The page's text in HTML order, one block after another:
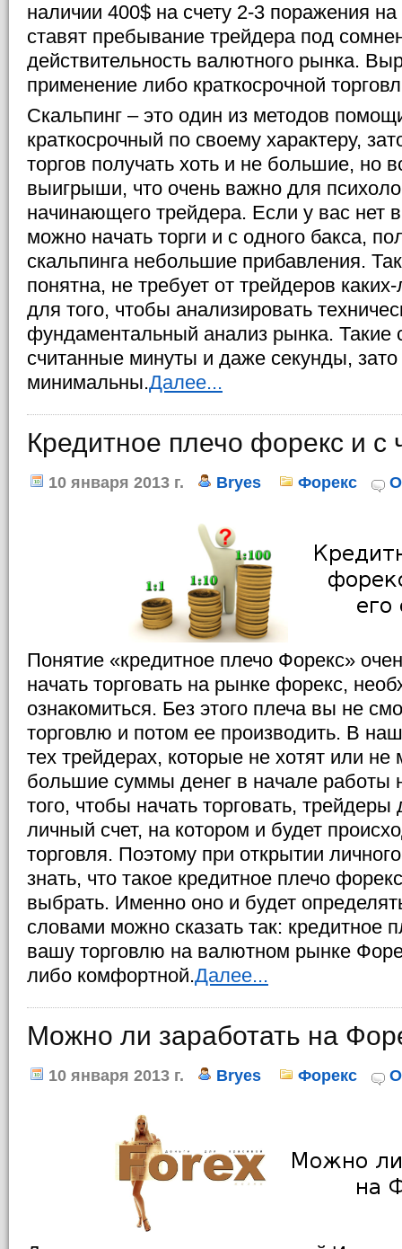
наличии 400$ на счету 2-3 поражения
ставят пребывание трейдера под
действительность валютного рынка.
применение либо краткосрочной
Скальпинг – это один из методов
краткосрочный по своему характеру,
торгов получать хоть и не большие, но
выигрыши, что очень важно для
начинающего трейдера. Если у вас нет
можно начать торги и с одного бакса,
скальпинга небольшие прибавления.
понятна, не требует от трейдеров
для того, чтобы анализировать
фундаментальный анализ рынка. Такие
считанные минуты и даже секунды, зато
минимальны.Далее...
Кредитное плечо форекс и с
10 января 2013 г. Bryes Форекс
Понятие «кредитное плечо Форекс»
начать торговать на рынке форекс,
ознакомиться. Без этого плеча вы не
торговлю и потом ее производить. В
тех трейдерах, которые не хотят или не
большие суммы денег в начале работы
того, чтобы начать торговать,
личный счет, на котором и будет
торговля. Поэтому при открытии
знать, что такое кредитное плечо
выбрать. Именно оно и будет
словами можно сказать так: кредитное
вашу торговлю на валютном рынке
либо комфортной.Далее...
Можно ли заработать на
10 января 2013 г. Bryes Форекс